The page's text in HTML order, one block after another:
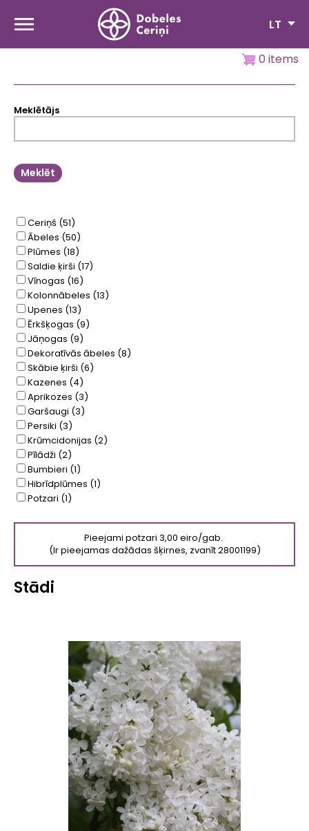
pagrindinį LT
0 items
Stādi
Meklētājs
Ceriņš (51)
Ābeles (50)
Plūmes (18)
Saldie ķirši (17)
Vīnogas (16)
Kolonnābeles (13)
Upenes (13)
Ērkšķogas (9)
Jāņogas (9)
Dekoratīvās ābeles (8)
Skābie ķirši (6)
Kazenes (4)
Aprikozes (3)
Garšaugi (3)
Persiki (3)
Krūmcidonijas (2)
Pīlādži (2)
Bumbieri (1)
Hibrīdplūmes (1)
Potzari (1)
Pieejami potzari 3,00 eiro/gab.
(Ir pieejamas dažādas šķirnes, zvanīt 28001199)